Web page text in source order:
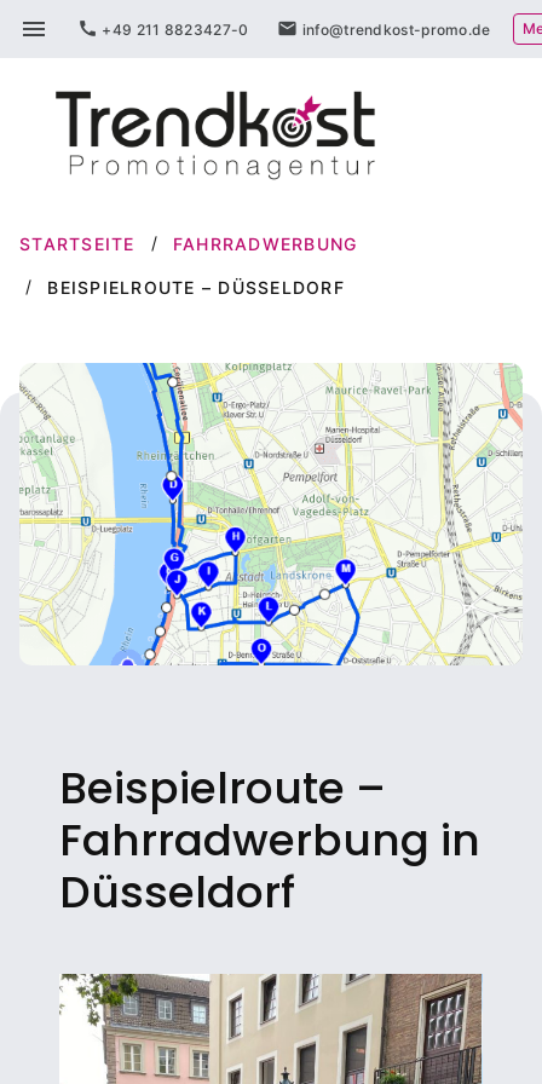
Inhalt
menu call +49 211 8823427-0 mail info@trendkost-promo.de
STARTSEITE FAHRRADWERBUNG
BEISPIELROUTE – DÜSSELDORF
Beispielroute –
Fahrradwerbung in
Düsseldorf